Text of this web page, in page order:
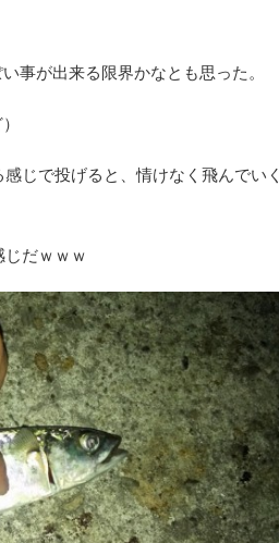
事が出来る限界かなとも思った。
じで投げると、情けなく飛んでいく
だｗｗｗ